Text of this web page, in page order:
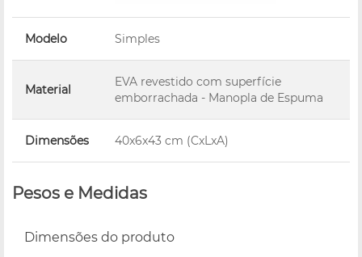
Modelo Simples
Material
EVA revestido com superfície
emborrachada - Manopla de Espuma
Dimensões 40x6x43 cm (CxLxA)
Pesos e Medidas
Dimensões do produto